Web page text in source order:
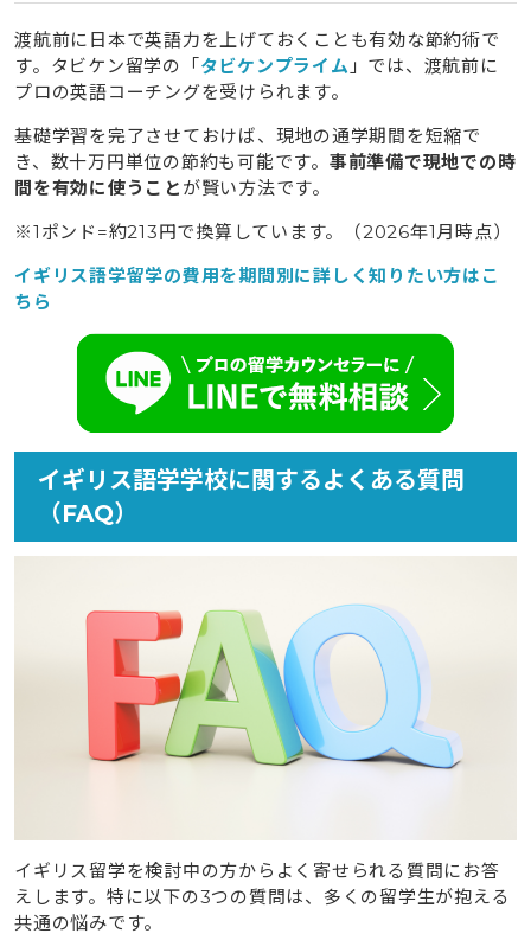
渡航前に日本で英語力を上げておくことも有効な節約術で
す。タビケン留学の「タビケンプライム 」では、渡航前に
プロの英語コーチングを受けられます。
基礎学習を完了させておけば、現地の通学期間を短縮で
き、数十万円単位の節約も可能です。 事前準備で現地での時
間を有効に使うこと が賢い方法です。
※1ポンド=約213円で換算しています。（2026年1月時点）
イギリス語学留学の費用を期間別に詳しく知りたい方はこ
ちら
イギリス語学学校に関するよくある質問
（FAQ）
イギリス留学を検討中の方からよく寄せられる質問にお答
えします。特に以下の3つの質問は、多くの留学生が抱える
共通の悩みです。